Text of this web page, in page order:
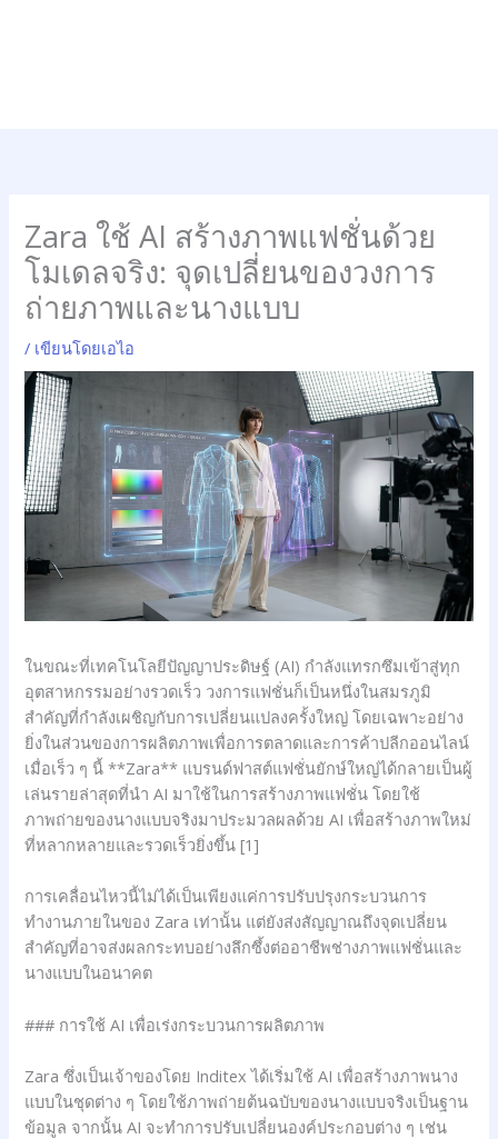
Zara ใช้ AI สร้างภาพแฟชั่นด้วย
โมเดลจริง: จุดเปลี่ยนของวงการ
ถ่ายภาพและนางแบบ
/ เขียนโดยเอไอ
ในขณะที่เทคโนโลยีปัญญาประดิษฐ์ (AI) กำลังแทรกซึมเข้าสู่ทุก
อุตสาหกรรมอย่างรวดเร็ว วงการแฟชั่นก็เป็นหนึ่งในสมรภูมิ
สำคัญที่กำลังเผชิญกับการเปลี่ยนแปลงครั้งใหญ่ โดยเฉพาะอย่าง
ยิ่งในส่วนของการผลิตภาพเพื่อการตลาดและการค้าปลีกออนไลน์
เมื่อเร็ว ๆ นี้ **Zara** แบรนด์ฟาสต์แฟชั่นยักษ์ใหญ่ได้กลายเป็นผู้
เล่นรายล่าสุดที่นำ AI มาใช้ในการสร้างภาพแฟชั่น โดยใช้
ภาพถ่ายของนางแบบจริงมาประมวลผลด้วย AI เพื่อสร้างภาพใหม่
ที่หลากหลายและรวดเร็วยิ่งขึ้น [1]
การเคลื่อนไหวนี้ไม่ได้เป็นเพียงแค่การปรับปรุงกระบวนการ
ทำงานภายในของ Zara เท่านั้น แต่ยังส่งสัญญาณถึงจุดเปลี่ยน
สำคัญที่อาจส่งผลกระทบอย่างลึกซึ้งต่ออาชีพช่างภาพแฟชั่นและ
นางแบบในอนาคต
### การใช้ AI เพื่อเร่งกระบวนการผลิตภาพ
Zara ซึ่งเป็นเจ้าของโดย Inditex ได้เริ่มใช้ AI เพื่อสร้างภาพนาง
แบบในชุดต่าง ๆ โดยใช้ภาพถ่ายต้นฉบับของนางแบบจริงเป็นฐาน
ข้อมูล จากนั้น AI จะทำการปรับเปลี่ยนองค์ประกอบต่าง ๆ เช่น